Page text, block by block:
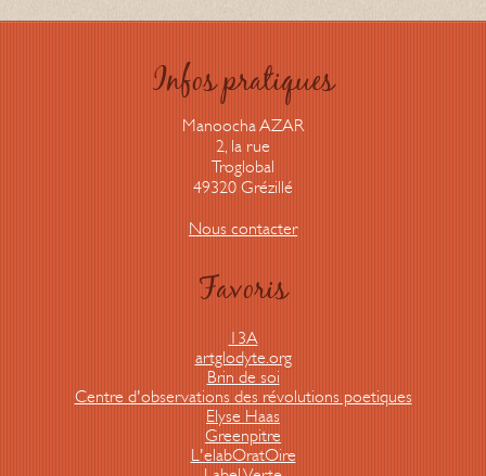
Infos pratiques
Manoocha AZAR
2, la rue
Troglobal
49320 Grézillé
Nous contacter
Favoris
13A
artglodyte.org
Brin de soi
Centre d'observations des révolutions poetiques
Elyse Haas
Greenpitre
L'elabOratOire